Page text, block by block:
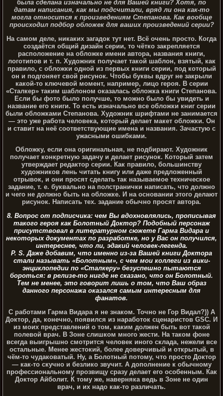
была сделана изначально не для Вашей книги? Хотя, по
датам написания, как мы подсчитали, вряд ли она как-то
могла относится к произведениям Степанова. Как вообще
происходил подбор обложек для ваших произведений серии?
На самом деле, никаких загадок тут нет. Всё очень просто. Когда
создаётся общий дизайн серии, то чётко закрепляется
расположение на обложке имени автора, названия книги,
логотипов и т. п. Художник получает такой шаблон, взятый, как
правило, с обложки одной из первых книги серии, под который
он и подгоняет свой рисунок. Чтобы буквы вдруг не закрыли
какой-то ключевой момент, например, лицо героя. В серии
«Сталкер» таким шаблоном оказалась обложка книги Степанова.
Если бы фото было получше, то можно было бы увидеть и
название его книги. То есть изначально все обложки книг серии
были обложками Степанова. Художник шрифтами не занимается
— это уже работа человека, который делает макет обложки. Он
и ставит на неё соответствующие имена и названия. Зачастую с
ужасными ошибками.
Обложку, если она оригинальная, не подбирают. Художник
получает конкретную задачу и делает рисунок. Который затем
утверждает редактор серии. Как правило, большинству
художников лень читать книгу или даже предложенный
отрывок, и они просят сделать так называемое техническое
задание, т. е. буквально на полстранички написать, что должно
и чего не должно быть на обложке. И на основании этого делают
рисунок. Написать тех. задание обычно просят автора.
8. Вопрос от подписчика: чем Вы вдохновлялись, прописывая
такого героя как Болотный Доктор? Подобный персонаж
присутствовал в литературном сюжете Гарма Видара и
некоторых документах по разработке, но у Вас он получился,
интереснее, что ли, эдакий человек-легенда.
P. S. Даже добавим, что именно из-за Вашей книги Доктора
стали называть «Болотным», с чем мои коллеги из вики-
энциклопедии по «Сталкеру» безуспешно пытаются
бороться: в релизе-то нигде не сказано, что он Болотный.
Тем не менее, это говорит лишь о том, что Ваш образ
данного персонажа оказался самым интересным для
фанатов.
С работами Гарма Видара я не знаком. Точно не Гор Видал?)) А
Доктор, да, конечно, появился из наработок сценаристов GSC. И
из моих представлений о том, каким должен быть вот такой
полевой врач. В Зоне слишком много жести. На таком фоне
всегда выигрышно смотрится человек иного склада, нежели все
остальные. Менее жестокий, более доверчивый и открытый, в
чём-то чудаковатый. Ну, а Болотный потому, что просто Доктор
— как-то скучно и безлико звучит. А дополнение к обычному
профессиональному прозвищу сразу делает его особенным. Как
Доктор Айболит. К тому же, наверняка ведь в Зоне не один
врач, и их надо как-то различать.